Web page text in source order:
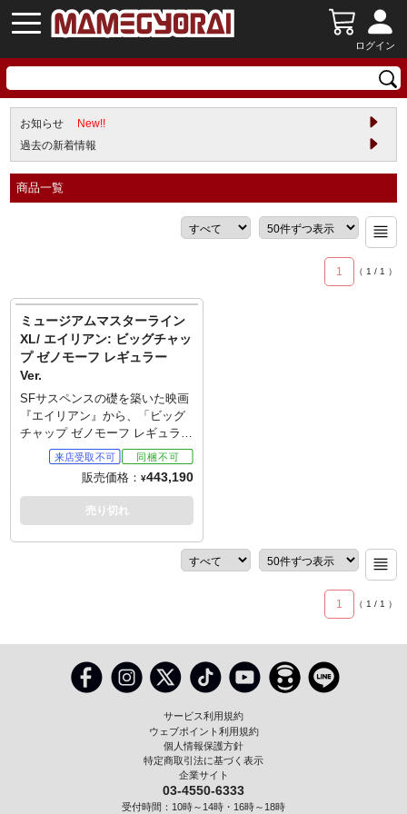
ログイン
お知らせ
New!!
過去の新着情報
商品一覧
1 （ 1 / 1 ）
ミュージアムマスターライン
XL/ エイリアン: ビッグチャッ
プ ゼノモーフ レギュラー
Ver.
SFサスペンスの礎を築いた映画
『エイリアン』から、「ビッグ
チャップ ゼノモーフ レギュラー
Ver.」が、プライム1スタジオが
贈るミュージアムマスターライ
ンXLシリーズから登場。息詰ま
る宇宙の密室、蠢く異形のシル
エット。不朽のクリーチャーデ
匠H.R.ギーガーにより生み出さ
れた、ビッグチャップ。そのグ
る長く鋭利な尾。次の動きが読
めない不穏なポージングも、演
じたボラジ・バデショの長身・
所作を追求したというアイテ
ム。特製ベースはノストロモ号
の船内をイメージ。パイプ類の
無骨な質感や、メッシュ板に塗
られた陰鬱な赤など、細部まで
販売価格： ¥443,190
売り切れ
1 （ 1 / 1 ）
サービス利用規約
ウェブポイント利用規約
個人情報保護方針
特定商取引法に基づく表示
企業サイト
03-4550-6333
受付時間：10時～14時・16時～18時